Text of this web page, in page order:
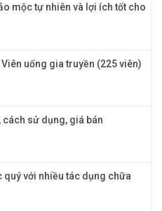
mộc tự nhiên và lợi ích tốt cho
Viên uống gia truyền (225 viên)
sử dụng, giá bán
quý với nhiều tác dụng chữa